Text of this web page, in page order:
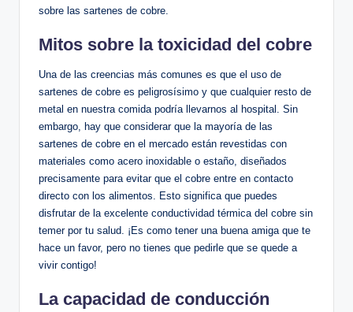
sobre las sartenes de cobre.
Mitos sobre la toxicidad del cobre
Una de las creencias más comunes es que el uso de
sartenes de cobre es peligrosísimo y que cualquier resto de
metal en nuestra comida podría llevarnos al hospital. Sin
embargo, hay que considerar que la mayoría de las
sartenes de cobre en el mercado están revestidas con
materiales como acero inoxidable o estaño, diseñados
precisamente para evitar que el cobre entre en contacto
directo con los alimentos. Esto significa que puedes
disfrutar de la excelente conductividad térmica del cobre sin
temer por tu salud. ¡Es como tener una buena amiga que te
hace un favor, pero no tienes que pedirle que se quede a
vivir contigo!
La capacidad de conducción